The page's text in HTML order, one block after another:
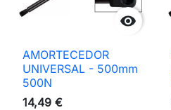

AMORTECEDOR
UNIVERSAL - 500mm
500N
14,49 €